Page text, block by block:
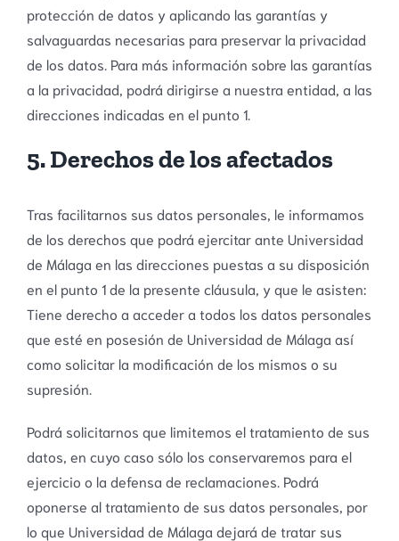
protección de datos y aplicando las garantías y
salvaguardas necesarias para preservar la privacidad
de los datos. Para más información sobre las garantías
a la privacidad, podrá dirigirse a nuestra entidad, a las
direcciones indicadas en el punto 1.
5. Derechos de los afectados
Tras facilitarnos sus datos personales, le informamos
de los derechos que podrá ejercitar ante Universidad
de Málaga en las direcciones puestas a su disposición
en el punto 1 de la presente cláusula, y que le asisten:
Tiene derecho a acceder a todos los datos personales
que esté en posesión de Universidad de Málaga así
como solicitar la modificación de los mismos o su
supresión.
Podrá solicitarnos que limitemos el tratamiento de sus
datos, en cuyo caso sólo los conservaremos para el
ejercicio o la defensa de reclamaciones. Podrá
oponerse al tratamiento de sus datos personales, por
lo que Universidad de Málaga dejará de tratar sus